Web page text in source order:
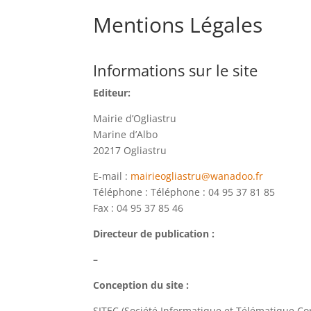
Mentions Légales
Informations sur le site
Editeur:
Mairie d’Ogliastru
Marine d’Albo
20217 Ogliastru
E-mail : mairieogliastru@wanadoo.fr
Téléphone :Téléphone : 04 95 37 81 85
Fax : 04 95 37 85 46
Directeur de publication :
–
Conception du site :